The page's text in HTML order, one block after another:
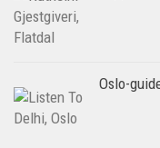
Oslo-